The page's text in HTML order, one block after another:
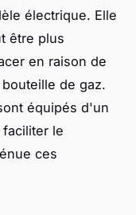
électrique. Elle
être plus
en raison de
de gaz.
équipés d'un
le
ces